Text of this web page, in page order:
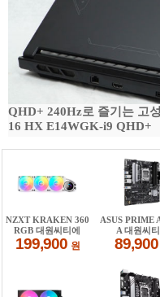
QHD+ 240Hz로 즐기는 고
16 HX E14WGK-i9 QHD+